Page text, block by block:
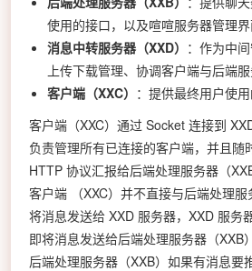
使用的接口，以及喧喧服务器管理界
消息中转服务器（XXD） ：作为中
上传下载管理、协调客户端与后端服
客户端（XXC） ：提供最终用户使用
客户端（XXC）通过 Socket 连接到
负责管理所有已连接的客户端，并且随
HTTP 协议汇报给后端处理服务器（XXB
客户端
（XXC） 并不直接与后端处理
将消息发送给 XXD 服务器，XXD 服务
即将消息发送给后端处理服务器（XXB）
后端处理服务器（XXB）如果有消息要